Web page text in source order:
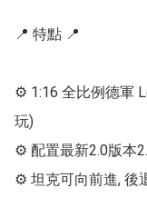
📍 特點 📍
⚙ 1:16 全比例德軍
玩)
⚙ 配置最新2.0版本
⚙ 坦克可向前進, 後